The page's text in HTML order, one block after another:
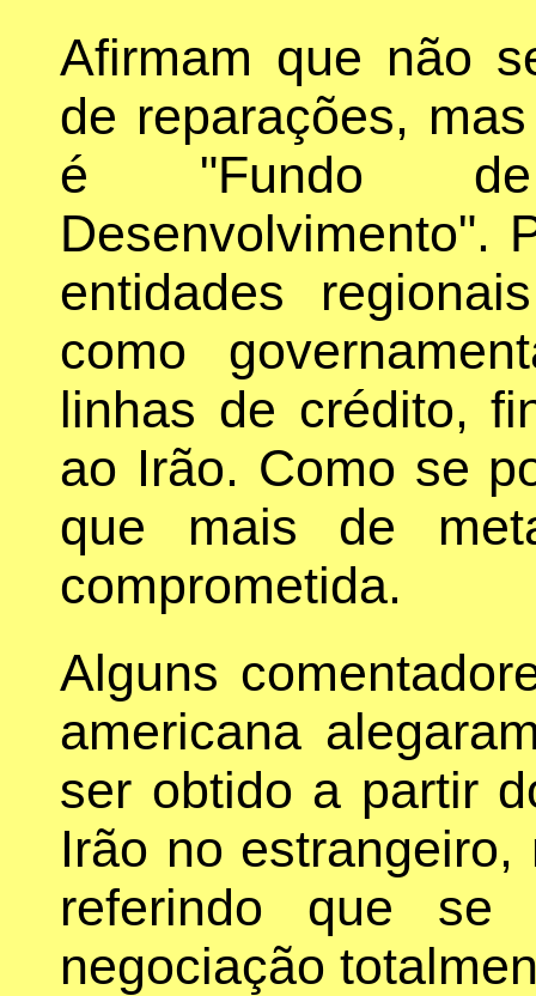
Afirmam que não
de reparações,
é "Fundo de
Desenvolvimento".
entidades
como
linhas de crédito,
ao Irão. Como se
que mais de
comprometida.
Alguns
americana
ser obtido a partir
Irão no
referindo que
negociação